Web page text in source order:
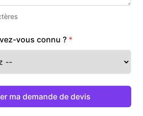
vous connu ?
ma demande de devis